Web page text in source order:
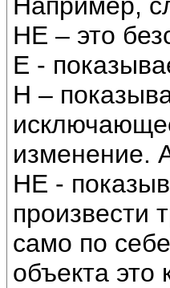
Например,
НЕ – это
Е -
Н –
изменение.
НЕ -
произвести
само по
объекта это